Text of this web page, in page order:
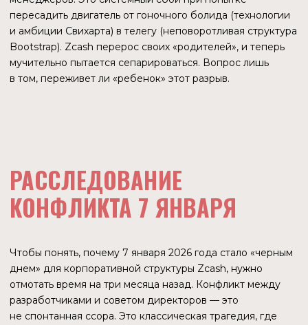
выбрали деньги и скорость, Совет выбрал закон
и безопасность. В итоге проект остался без головы
(команды разработчиков), но с огромным капиталом
его показания записаны криптографически и их нельзя
изменить задним числом.
Мы проанализировали ончейн-метрики сетиза конец
2025 — начало 2026 года, чтобы понять: за ценой в $ 400
ХРОНОЛОГИЯ РАСПАДА
Прежде чем смотреть на графики, нужно разобраться